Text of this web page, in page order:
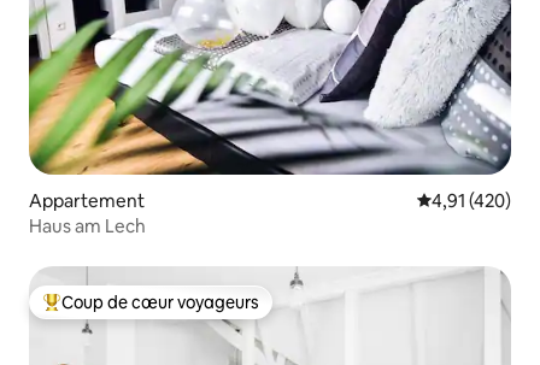
Appartement Évaluation
4,91 (420)
Haus am Lech
Coups de cœur voyageurs les plus appréciés
Coup de cœur voyageurs